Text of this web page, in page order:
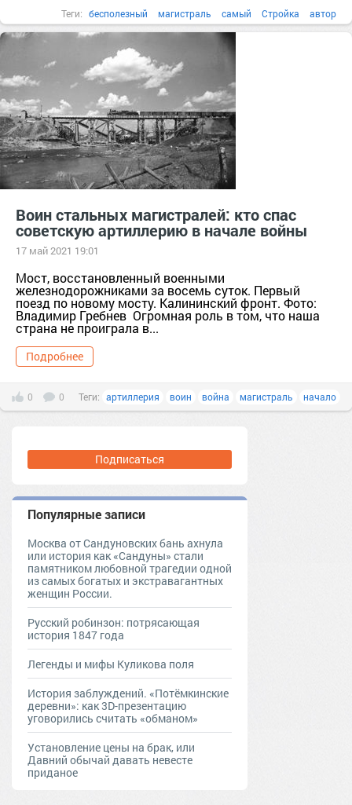
Теги: бесполезный магистраль самый Стройка автор
Воин стальных магистралей: кто спас
советскую артиллерию в начале войны
17 май 2021 19:01
Мост, восстановленный военными
железнодорожниками за восемь суток. Первый
поезд по новому мосту. Калининский фронт. Фото:
Владимир Гребнев Огромная роль в том, что наша
страна не проиграла в...
Подробнее
0 0 Теги: артиллерия воин война магистраль начало
Подписаться
Популярные записи
Москва от Сандуновских бань ахнула
или история как «Сандуны» стали
памятником любовной трагедии одной
из самых богатых и экстравагантных
женщин России.
Русский робинзон: потрясающая
история 1847 года
Легенды и мифы Куликова поля
История заблуждений. «Потёмкинские
деревни»: как 3D-презентацию
уговорились считать «обманом»
Установление цены на брак, или
Давний обычай давать невесте
приданое